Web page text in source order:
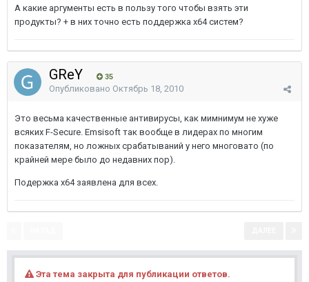
А какие аргументы есть в пользу того чтобы взять эти
продукты? + в них точно есть поддержка x64 систем?
GReY 35
Опубликовано Октябрь 18, 2010
Это весьма качественные антивирусы, как мимнимум не хуже
всяких F-Secure. Emsisoft так вообще в лидерах по многим
показателям, но ложных срабатываний у него многовато (по
крайней мере было до недавних пор).
Подержка х64 заявлена для всех.
Эта тема закрыта для публикации ответов.